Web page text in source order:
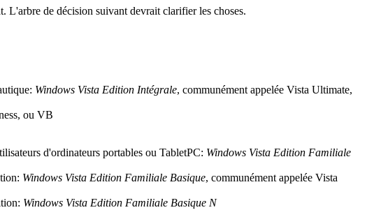
L'arbre de décision suivant devrait clarifier les choses.
Windows Vista Edition Intégrale, communément appelée Vista Ultimate,
ou VB
d'ordinateurs portables ou TabletPC: Windows Vista Edition Familiale
Windows Vista Edition Familiale Basique, communément appelée Vista
Windows Vista Edition Familiale Basique N